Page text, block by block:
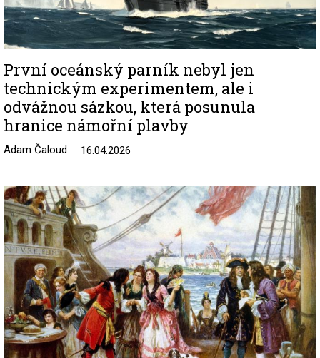
První oceánský parník nebyl jen
technickým experimentem, ale i
odvážnou sázkou, která posunula
hranice námořní plavby
Adam Čaloud 16.04.2026
Image